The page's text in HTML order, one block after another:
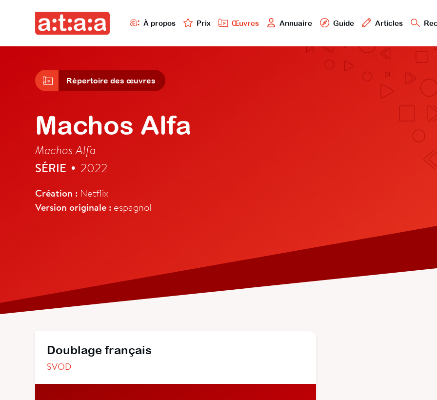
À propos Prix Œuvres Annuaire Guide Articles
Répertoire des œuvres
Machos Alfa
Machos Alfa
SÉRIE • 2022
Création : Netflix
Version originale : espagnol
Doublage français
SVOD